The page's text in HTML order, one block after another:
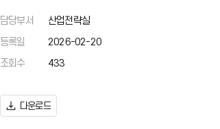
담당부서
산업전략실
등록일
2026-02-20
조회수
433
다운로드